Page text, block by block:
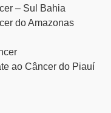
– Sul Bahia
do Amazonas
ao Câncer do Piauí